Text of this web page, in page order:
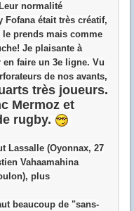
normalité
Fofana était très créatif,
le prends mais comme
Je plaisante à
faire un 3e ligne. Vu
de nos avants,
très joueurs.
Mermoz et
rugby.
Lassalle (Oyonnax, 27
Vahaamahina
plus
beaucoup de "sans-